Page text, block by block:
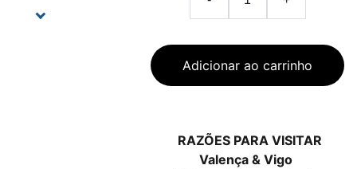
Adicionar ao carrinho
RAZÕES PARA VISITAR
Valença & Vigo